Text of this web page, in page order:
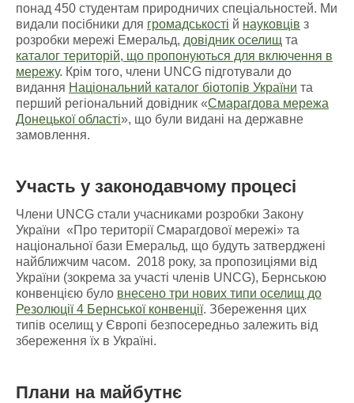
понад 450 студентам природничих спеціальностей. Ми
видали посібники для громадськості й науковців з
розробки мережі Емеральд, довідник оселищ та
каталог територій, що пропонуються для включення в
мережу. Крім того, члени UNCG підготували до
видання Національний каталог біотопів України та
перший регіональний довідник «Смарагдова мережа
Донецької області», що були видані на державне
замовлення.
Участь у законодавчому процесі
Члени UNCG стали учасниками розробки Закону
України «Про території Смарагдової мережі» та
національної бази Емеральд, що будуть затверджені
найближчим часом. 2018 року, за пропозиціями від
України (зокрема за участі членів UNCG), Бернською
конвенцією було внесено три нових типи оселищ до
Резолюції 4 Бернської конвенції. Збереження цих
типів оселищ у Європі безпосередньо залежить від
збереження їх в Україні.
Плани на майбутнє